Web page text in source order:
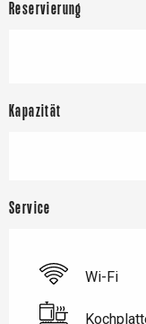
Reservierung
Kapazität
Service
Wi-Fi